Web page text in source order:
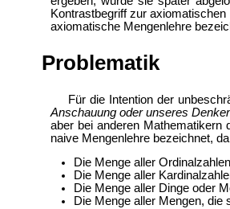
Kontrastbegriff zur
axiomatische Mengenlehre
Problematik
Für die Intention der
Anschauung oder unseres
aber bei anderen Mathematikern
naive Mengenlehre bezeichnet,
Die Menge aller
Die Menge aller
Die Menge aller Dinge oder
Die Menge aller Mengen, die